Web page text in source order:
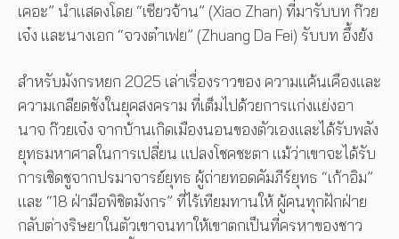
เคอะ” นำแสดงโดย “เซียวจ้าน” (Xiao Zhan) ที่มารับบท ก๊วย
เจ๋ง และนางเอก “จวงต๋าเฟย” (Zhuang Da Fei) รับบท อึ้งย้ง
สำหรับมังกรหยก 2025 เล่าเรื่องราวของ ความแค้นเคืองและ
ความเกลียดชังในยุคสงคราม ที่เต็มไปด้วยการแก่งแย่งอา
นาจ ก๊วยเจ๋ง จากบ้านเกิดเมืองนอนของตัวเองและได้รับพลัง
ยุทธมหาศาลในการเปลี่ยน แปลงโชคชะตา แม้ว่าเขาจะได้รับ
การเชิดชูจากปรมาจารย์ยุทธ ผู้ถ่ายทอดคัมภีร์ยุทธ “เก้าอิม”
และ “18 ฝ่ามือพิชิตมังกร” ที่ไร้เทียมทานให้ ผู้คนทุกฝักฝ่าย
กลับต่างริษยาในตัวเขาจนทาให้เขาตกเป็นที่ครหาของชาว